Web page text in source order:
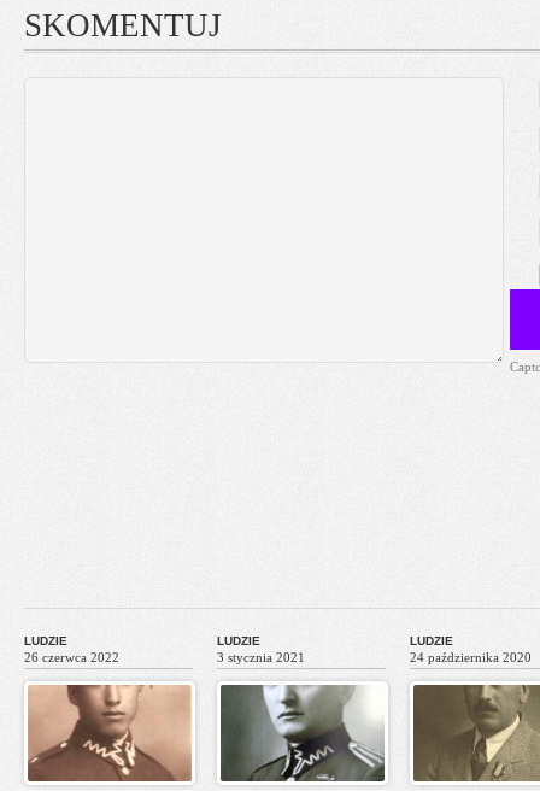
SKOMENTUJ
LUDZIE
26 czerwca 2022
LUDZIE
3 stycznia 2021
LUDZIE
24 października 2020